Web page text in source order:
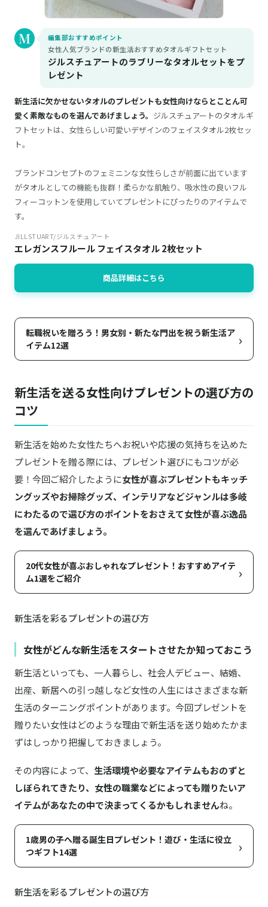
編集部おすすめポイント
女性人気ブランドの新生活おすすめタオルギフトセット
ジルスチュアートのラブリーなタオルセットをプ
レゼント
新生活に欠かせないタオルのプレゼントも女性向けならとことん可
愛く素敵なものを選んであげましょう。 ジルスチュアートのタオルギ
フトセットは、女性らしい可愛いデザインのフェイスタオル2枚セッ
ト。
ブランドコンセプトのフェミニンな女性らしさが前面に出ています
がタオルとしての機能も抜群！柔らかな肌触り、吸水性の良いフル
フィーコットンを使用していてプレゼントにぴったりのアイテムで
す。
JILLSTUART/ジルスチュアート
エレガンスフルール フェイスタオル 2枚セット
商品詳細はこちら
転職祝いを贈ろう！男女別・新たな門出を祝う新生活ア
イテム12選
›
新生活を送る女性向けプレゼントの選び方の
コツ
新生活を始めた女性たちへお祝いや応援の気持ちを込めた
プレゼントを贈る際には、プレゼント選びにもコツが必
要！今回ご紹介したように女性が喜ぶプレゼントもキッチ
ングッズやお掃除グッズ、インテリアなどジャンルは多岐
にわたるので選び方のポイントをおさえて女性が喜ぶ逸品
を選んであげましょう。
20代女性が喜ぶおしゃれなプレゼント！おすすめアイテ
ム1選をご紹介
›
新生活を彩るプレゼントの選び方
女性がどんな新生活をスタートさせたか知っておこう
新生活といっても、一人暮らし、社会人デビュー、結婚、
出産、新居への引っ越しなど女性の人生にはさまざまな新
生活のターニングポイントがあります。今回プレゼントを
贈りたい女性はどのような理由で新生活を送り始めたかま
ずはしっかり把握しておきましょう。
その内容によって、 生活環境や必要なアイテムもおのずと
しぼられてきたり、女性の職業などによっても贈りたいア
イテムがあなたの中で決まってくるかもしれませんね。
1歳男の子へ贈る誕生日プレゼント！遊び・生活に役立
つギフト14選
›
新生活を彩るプレゼントの選び方